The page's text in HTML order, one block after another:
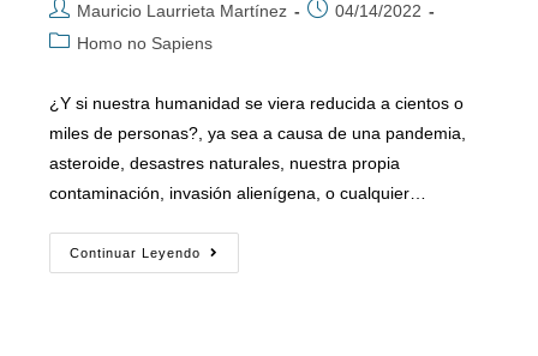
Mauricio Laurrieta Martínez
04/14/2022
Homo no Sapiens
¿Y si nuestra humanidad se viera reducida a cientos o
miles de personas?, ya sea a causa de una pandemia,
asteroide, desastres naturales, nuestra propia
contaminación, invasión alienígena, o cualquier…
Continuar Leyendo